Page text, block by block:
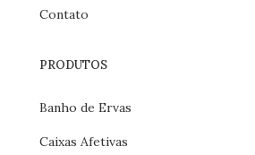
Contato
PRODUTOS
Banho de Ervas
Caixas Afetivas